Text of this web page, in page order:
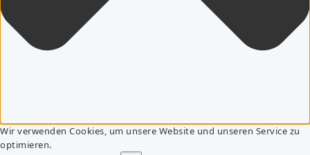
Wir verwenden Cookies, um unsere Website und unseren Service zu
optimieren.